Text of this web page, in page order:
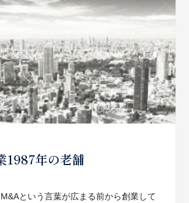
1987年の老舗
という言葉が広まる前から創業して